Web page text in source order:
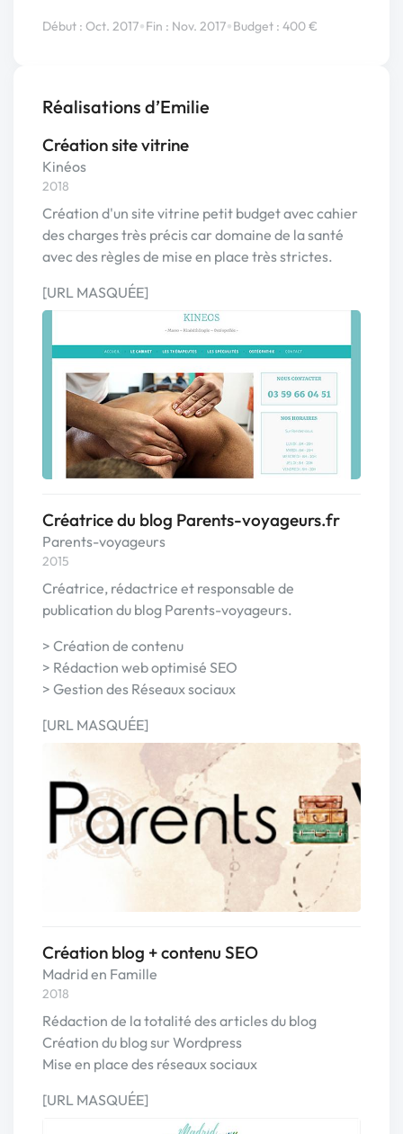
Début : Oct. 2017•Fin : Nov. 2017•Budget : 400 €
Réalisations d’Emilie
Création site vitrine
Kinéos
2018
Création d'un site vitrine petit budget avec cahier
des charges très précis car domaine de la santé
avec des règles de mise en place très strictes.
[URL MASQUÉE]
Créatrice du blog Parents-voyageurs.fr
Parents-voyageurs
2015
Créatrice, rédactrice et responsable de
publication du blog Parents-voyageurs.
> Création de contenu
> Rédaction web optimisé SEO
> Gestion des Réseaux sociaux
[URL MASQUÉE]
Création blog + contenu SEO
Madrid en Famille
2018
Rédaction de la totalité des articles du blog
Création du blog sur Wordpress
Mise en place des réseaux sociaux
[URL MASQUÉE]